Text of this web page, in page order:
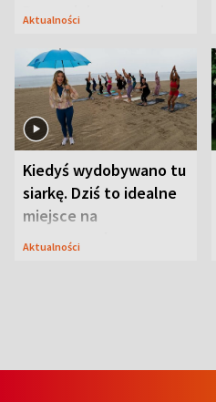
Przyrodnicy zwracają
Aktualności
Kiedyś wydobywano tu
siarkę. Dziś to idealne
miejsce na
wypoczynek
Aktualności